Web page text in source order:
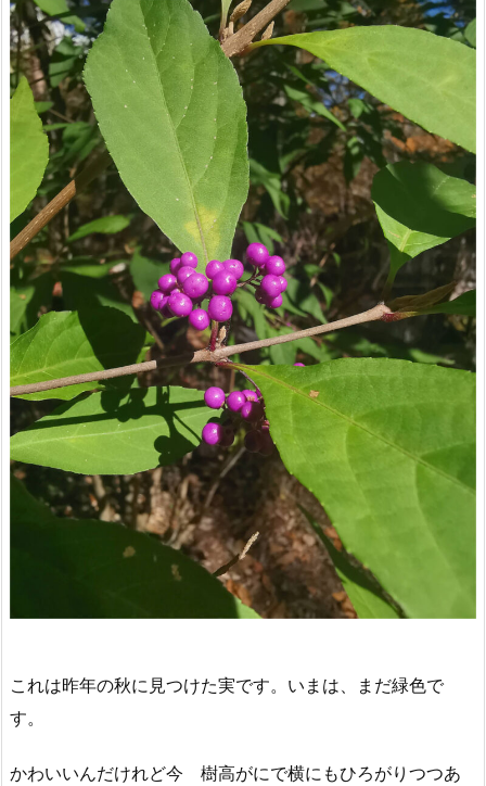
これは昨年の秋に見つけた実です。いまは、まだ緑色で
す。
かわいいんだけれど今 樹高がにで横にもひろがりつつあ